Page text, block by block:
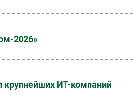
2026»
крупнейших ИТ-компаний